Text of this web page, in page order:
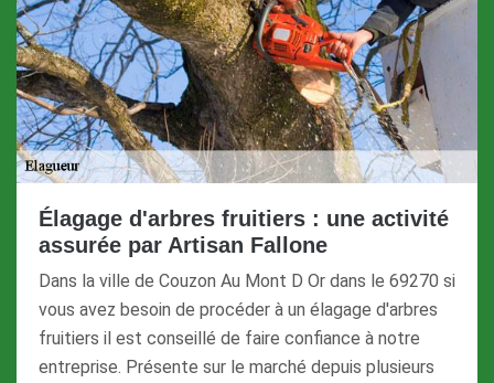
Élagage d'arbres fruitiers : une activité
assurée par Artisan Fallone
Dans la ville de Couzon Au Mont D Or dans le 69270 si
vous avez besoin de procéder à un élagage d'arbres
fruitiers il est conseillé de faire confiance à notre
entreprise. Présente sur le marché depuis plusieurs